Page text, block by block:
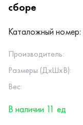
сборе
Каталожный номер:
Производитель:
Размеры (ДхШхВ):
Вес:
В наличии 11 ед